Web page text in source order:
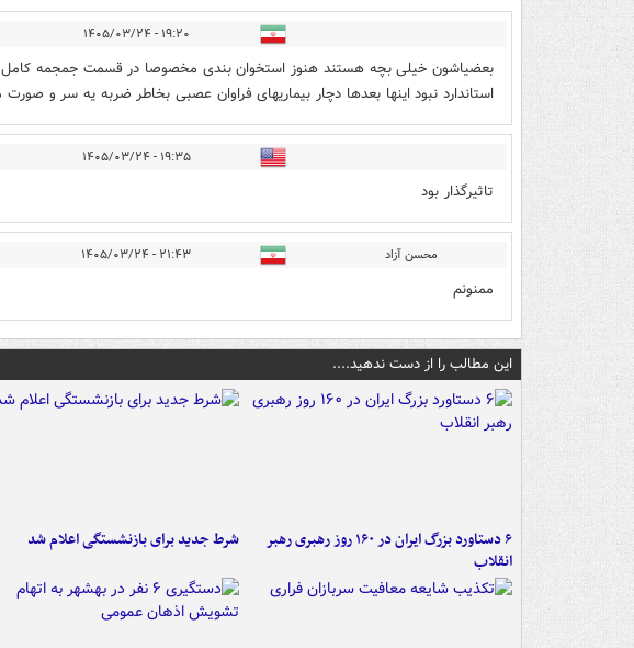
۱۹:۲۰ - ۱۴۰۵/۰۳/۲۴
بعضیاشون خیلی بچه هستند هنوز استخوان بندی مخصوصا در قسمت جمجمه
استاندارد نبود اینها بعدها دچار بیماریهای فراوان عصبی بخاطر ضربه یه سر و
۱۹:۳۵ - ۱۴۰۵/۰۳/۲۴
تاثیرگذار بود
محسن آزاد ۲۱:۴۳ - ۱۴۰۵/۰۳/۲۴
ممنونم
این مطالب را از دست ندهید....
۶ دستاورد بزرگ ایران در ۱۶۰ روز رهبری رهبر
انقلاب
شرط جدید برای بازنشستگی اعلام شد